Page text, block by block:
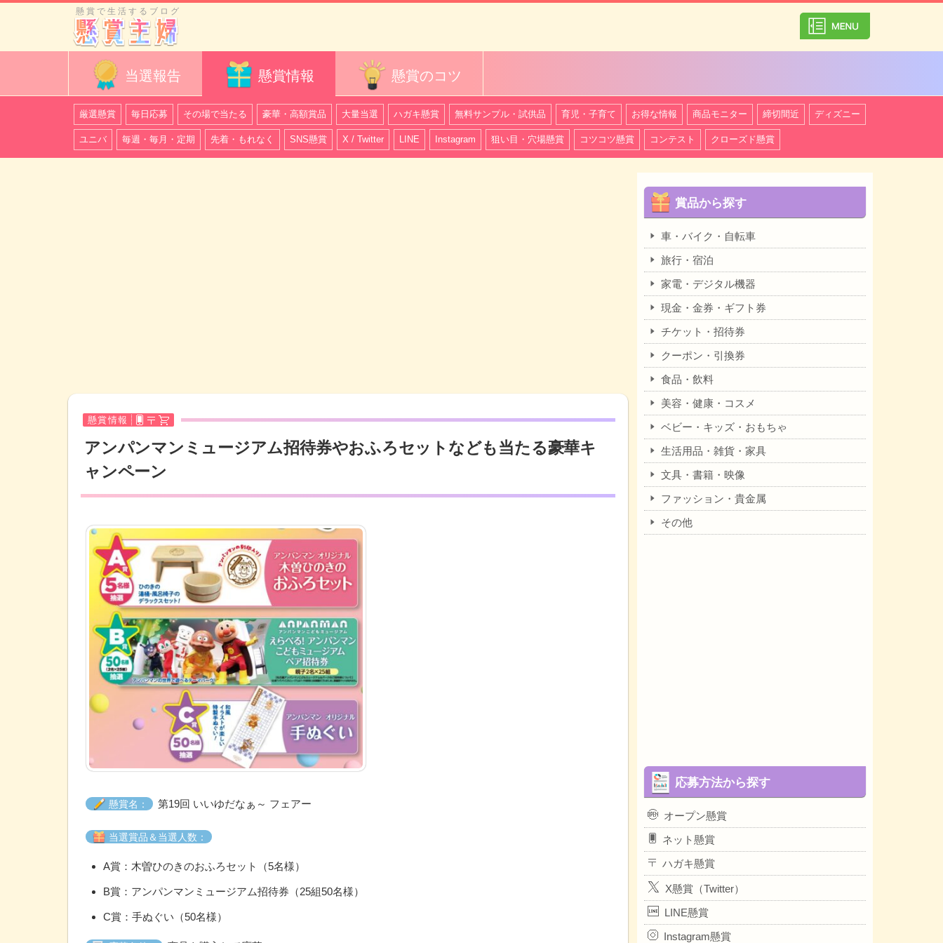
懸賞で生活するブログ
当選報告 懸賞情報 懸賞のコツ
厳選懸賞 毎日応募 その場で当たる 豪華・高額賞品 大量当選 ハガキ懸賞 無料サンプル・試供品 育児・子育て お得な情報 商品モニター 締切間近 ディズニー
ユニバ 毎週・毎月・定期 先着・もれなく SNS懸賞 X / Twitter LINE Instagram 狙い目・穴場懸賞 コツコツ懸賞 コンテスト クローズド懸賞
懸賞情報
アンパンマンミュージアム招待券やおふろセットなども当たる豪華キ
ャンペーン
懸賞名： 第19回 いいゆだなぁ～ フェアー
当選賞品＆当選人数：
A賞：木曽ひのきのおふろセット（5名様）
B賞：アンパンマンミュージアム招待券（25組50名様）
C賞：手ぬぐい（50名様）
賞品から探す
車・バイク・自転車
旅行・宿泊
家電・デジタル機器
現金・金券・ギフト券
チケット・招待券
クーポン・引換券
食品・飲料
美容・健康・コスメ
ベビー・キッズ・おもちゃ
生活用品・雑貨・家具
文具・書籍・映像
ファッション・貴金属
その他
応募方法から探す
オープン懸賞
ネット懸賞
ハガキ懸賞
X懸賞（Twitter）
LINE懸賞
Instagram懸賞